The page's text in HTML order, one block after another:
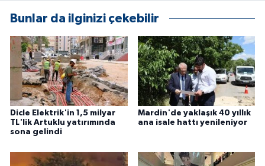
Bunlar da ilginizi çekebilir
Dicle Elektrik'in 1,5 milyar
TL'lik Artuklu yatırımında
sona gelindi
Mardin'de yaklaşık 40 yıllık
ana isale hattı yenileniyor
MAGAZİN
Otomobil
POLİTİKA
Sağlık
SİYASET